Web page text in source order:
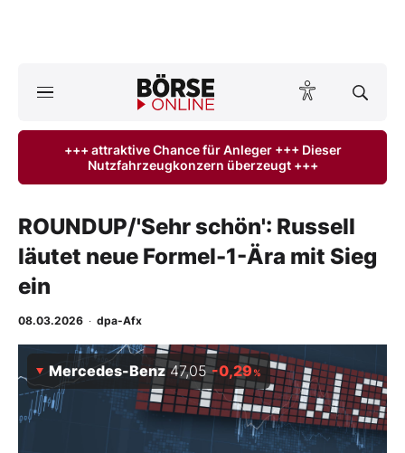
Anlageprodukte
Finanz-Check
Abo & Shop
Experten
Mein B:O
+++ attraktive Chance für Anleger +++ Dieser
Nutzfahrzeugkonzern überzeugt +++
ROUNDUP/'Sehr schön': Russell
läutet neue Formel-1-Ära mit Sieg
ein
08.03.2026 · dpa-Afx
Mercedes-Benz 47,05 -0,29%